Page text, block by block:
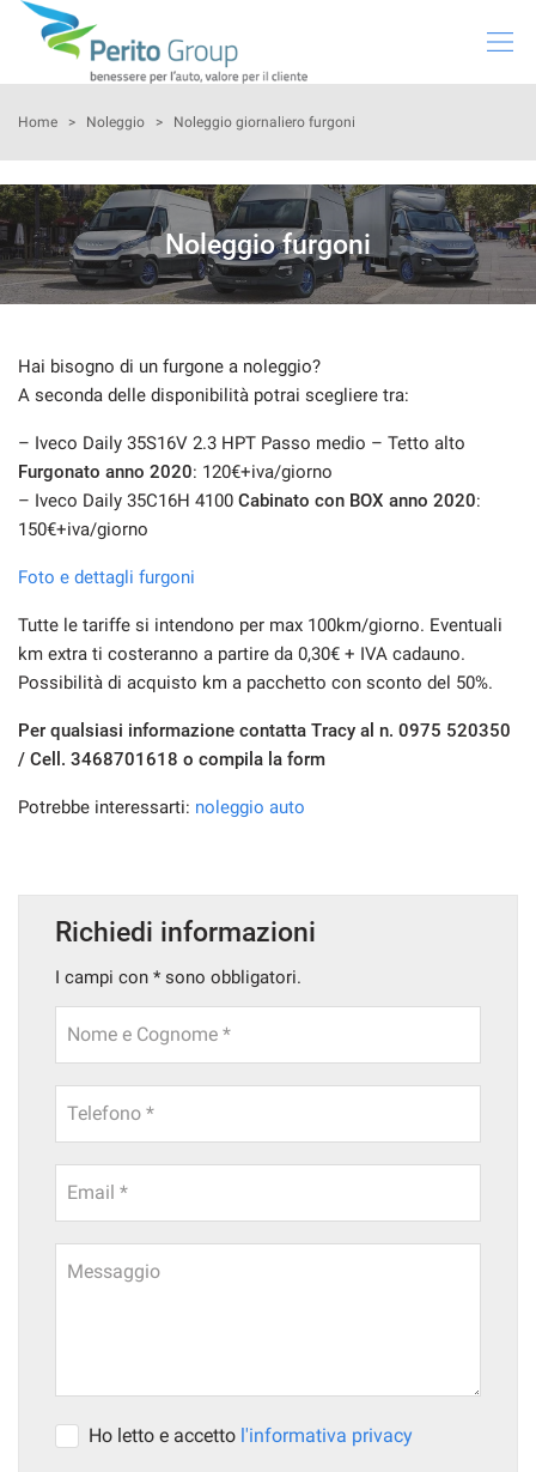
HOME
SUBARU
VEICOLI USATI
NOLEGGIO
GREEN SOLUTIONS
NEWS
CHI SIAMO
NUOVA SUBARU UNCHARTED
Home > Noleggio > Noleggio giornaliero furgoni
Noleggio furgoni
Hai bisogno di un furgone a noleggio?
A seconda delle disponibilità potrai scegliere tra:
– Iveco Daily 35S16V 2.3 HPT Passo medio – Tetto alto
Furgonato anno 2020: 120€+iva/giorno
– Iveco Daily 35C16H 4100 Cabinato con BOX anno 2020:
150€+iva/giorno
Foto e dettagli furgoni
Tutte le tariffe si intendono per max 100km/giorno. Eventuali
km extra ti costeranno a partire da 0,30€ + IVA cadauno.
Possibilità di acquisto km a pacchetto con sconto del 50%.
Per qualsiasi informazione contatta Tracy al n. 0975 520350
/ Cell. 3468701618 o compila la form
Potrebbe interessarti: noleggio auto
Richiedi informazioni
I campi con * sono obbligatori.
Nome e Cognome *
Telefono *
Email *
Messaggio
Ho letto e accetto l'informativa privacy